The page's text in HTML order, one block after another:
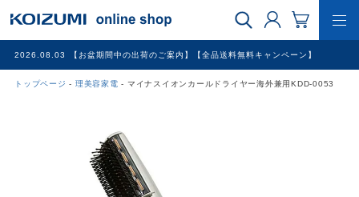
2026.08.03 【お盆期間中の出荷のご案内】【全品送料無料キャンペーン】
トップページ 理美容家電 マイナスイオンカールドライヤー海外兼用KDD-0053
理美容家電
調理家電